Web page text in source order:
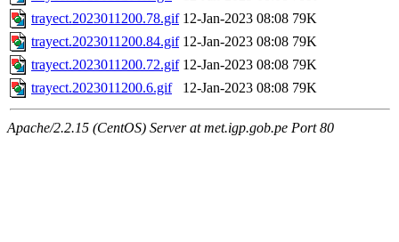
trayect.2023011200.78.gif 12-Jan-2023 08:08 79K
trayect.2023011200.84.gif 12-Jan-2023 08:08 79K
trayect.2023011200.72.gif 12-Jan-2023 08:08 79K
trayect.2023011200.6.gif
12-Jan-2023 08:08 79K
Apache/2.2.15 (CentOS) Server at met.igp.gob.pe Port 80